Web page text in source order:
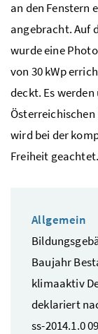
an den Fenstern
angebracht. Auf
wurde eine
von 30 kWp
deckt. Es
wird bei der
Freiheit geachtet.
Allgemein
Baujahr
klimaaktiv
deklariert
ss-2014.1.0